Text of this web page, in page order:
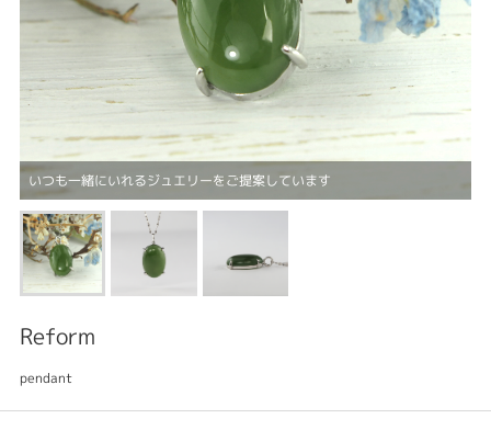
いつも一緒にいれるジュエリーをご提案しています
Reform
pendant